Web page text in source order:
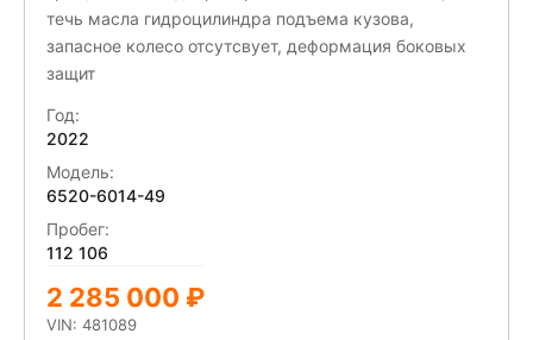
течь масла гидроцилиндра подъема кузова,
запасное колесо отсутсвует, деформация боковых
защит
Год:
2022
Модель:
6520-6014-49
Пробег:
112 106
2 285 000 ₽
VIN: 481089